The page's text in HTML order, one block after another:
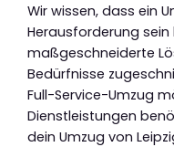
Wir wissen, dass ein
Herausforderung
maßgeschneiderte
Bedürfnisse
Full-Service-Umzug
Dienstleistungen
dein Umzug von